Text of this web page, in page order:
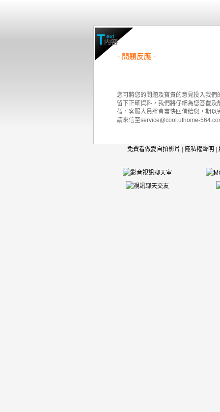
- 問題反應 -
您可將您的問題及寶貴的意見投入我
留下正確資料，我們將仔細為您答覆
益，客服人員將會盡快回信給您，期
請來信至service@cool.uthome-
免費看做愛自拍影片 隱私權聲明